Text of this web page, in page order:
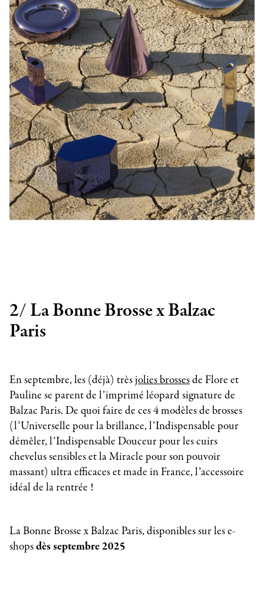
2/ La Bonne Brosse x Balzac
Paris
En septembre, les (déjà) trèsjolies brossesde Flore et
Pauline se parent de l’imprimé léopard signature de
Balzac Paris. De quoi faire de ces 4 modèles de brosses
(l’Universelle pour la brillance, l’Indispensable pour
démêler, l’Indispensable Douceur pour les cuirs
chevelus sensibles et la Miracle pour son pouvoir
massant) ultra efficaces et made in France, l’accessoire
idéal de la rentrée !
La Bonne Brosse x Balzac Paris, disponibles sur les e-
shopsdès septembre 2025